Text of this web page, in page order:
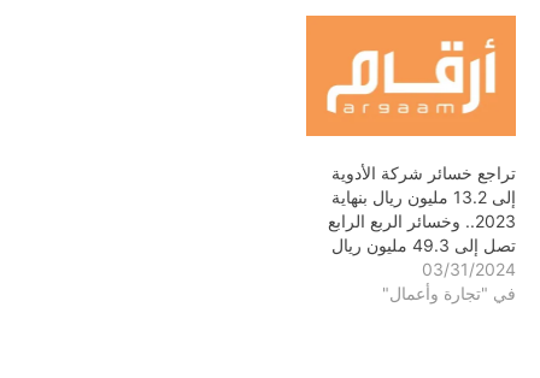
تراجع خسائر شركة الأدوية
إلى 13.2 مليون ريال بنهاية
2023.. وخسائر الربع الرابع
تصل إلى 49.3 مليون ريال
03/31/2024
في "تجارة وأعمال"